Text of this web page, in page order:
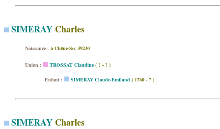
SIMERAY Charles
Naissance : à Chêne-Sec 39230
Union : TROSSAT Claudine ( ? - ? )
Enfant : SIMERAY Claude-Emiland ( 1760 - ? )
SIMERAY Charles